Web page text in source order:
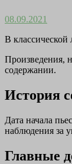
08.09.2021
В классической
Произведения,
содержании.
История
Дата начала
наблюдения за
Главные